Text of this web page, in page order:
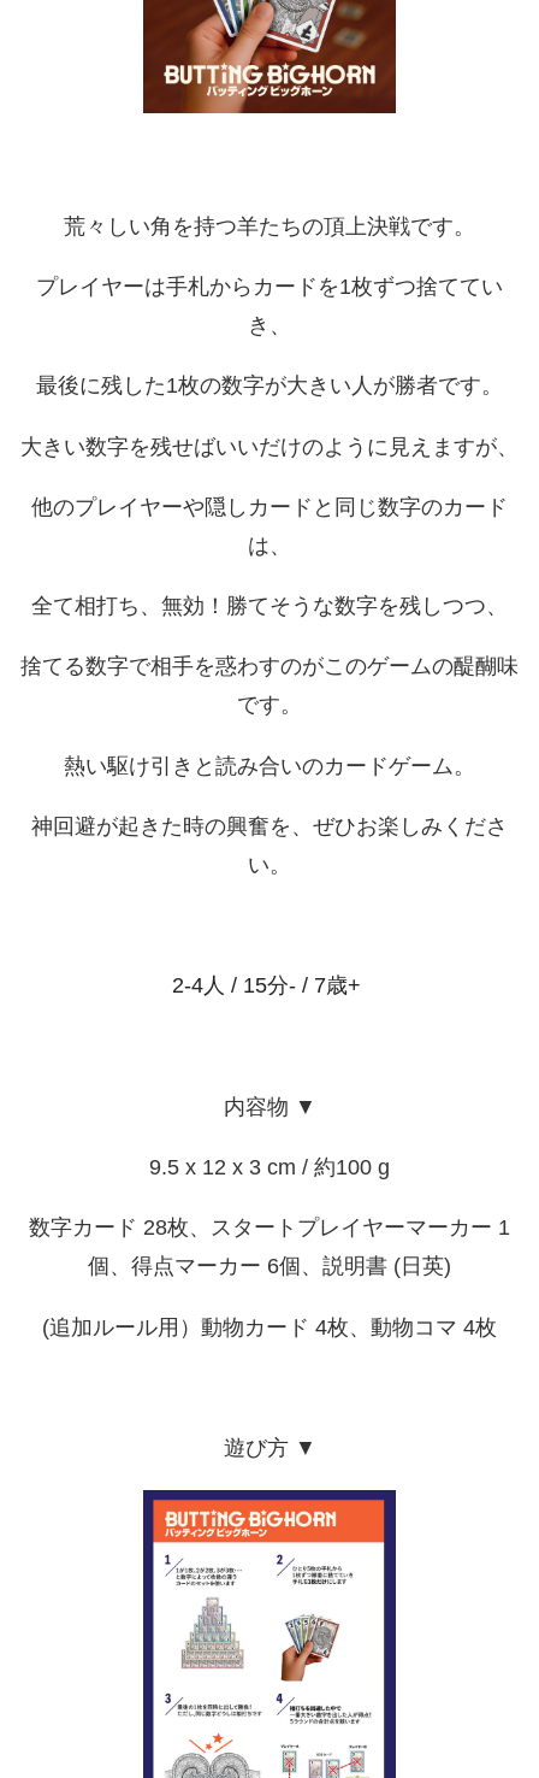
荒々しい角を持つ羊たちの頂上決戦です。
プレイヤーは手札からカードを1枚ずつ捨ててい
き、
最後に残した1枚の数字が大きい人が勝者です。
大きい数字を残せばいいだけのように見えますが、
他のプレイヤーや隠しカードと同じ数字のカード
は、
全て相打ち、無効！勝てそうな数字を残しつつ、
捨てる数字で相手を惑わすのがこのゲームの醍醐味
です。
熱い駆け引きと読み合いのカードゲーム。
神回避が起きた時の興奮を、ぜひお楽しみくださ
い。
2-4人 / 15分- / 7歳+
内容物 ▼
9.5 x 12 x 3 cm / 約100 g
数字カード 28枚、スタートプレイヤーマーカー 1
個、得点マーカー 6個、説明書 (日英)
(追加ルール用）動物カード 4枚、動物コマ 4枚
遊び方 ▼